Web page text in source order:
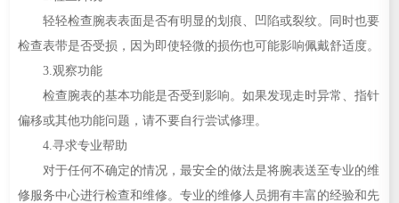
轻轻检查腕表表面是否有明显的划痕、凹陷或裂纹。同时也要
检查表带是否受损，因为即使轻微的损伤也可能影响佩戴舒适度。
3.观察功能
检查腕表的基本功能是否受到影响。如果发现走时异常、指针
偏移或其他功能问题，请不要自行尝试修理。
4.寻求专业帮助
对于任何不确定的情况，最安全的做法是将腕表送至专业的维
修服务中心进行检查和维修。专业的维修人员拥有丰富的经验和先